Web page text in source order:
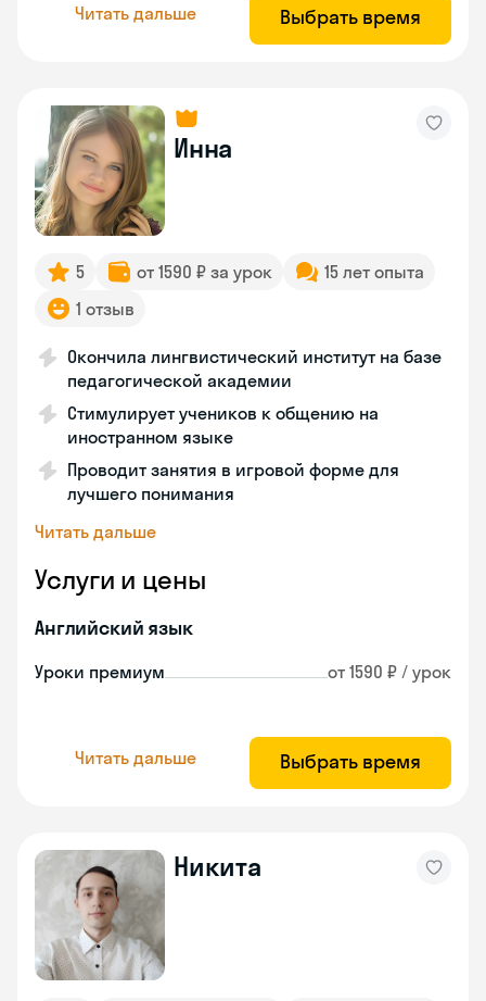
Читать дальше Выбрать время
Инна
5 от 1590 ₽ за урок
15 лет опыта
1 отзыв
Окончила лингвистический институт на базе
педагогической академии
Стимулирует учеников к общению на
иностранном языке
Проводит занятия в игровой форме для
лучшего понимания
Читать дальше
Услуги и цены
Английский язык
Уроки премиум от 1590 ₽ / урок
Читать дальше Выбрать время
Никита